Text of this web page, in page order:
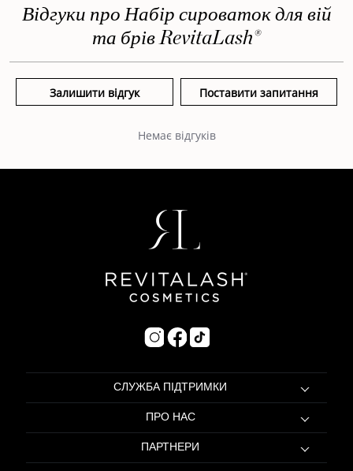
Відгуки про Набір сироваток для вій
та брів RevitaLash®
Залишити відгук Поставити запитання
Немає відгуків
СЛУЖБА ПІДТРИМКИ
ПРО НАС
ПАРТНЕРИ